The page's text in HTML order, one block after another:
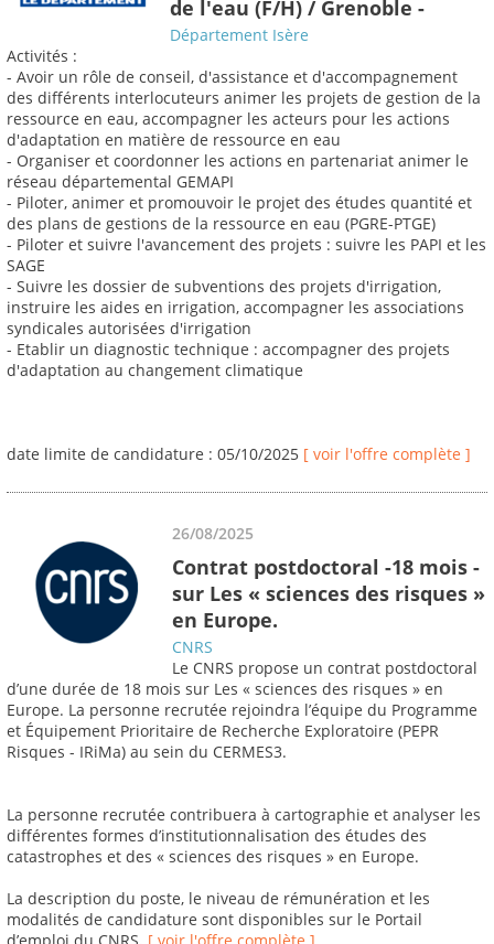
de l'eau (F/H) / Grenoble -
Département Isère
Activités :
- Avoir un rôle de conseil, d'assistance et d'accompagnement
des différents interlocuteurs animer les projets de gestion de la
ressource en eau, accompagner les acteurs pour les actions
d'adaptation en matière de ressource en eau
- Organiser et coordonner les actions en partenariat animer le
réseau départemental GEMAPI
- Piloter, animer et promouvoir le projet des études quantité et
des plans de gestions de la ressource en eau (PGRE-PTGE)
- Piloter et suivre l'avancement des projets : suivre les PAPI et les
SAGE
- Suivre les dossier de subventions des projets d'irrigation,
instruire les aides en irrigation, accompagner les associations
syndicales autorisées d'irrigation
- Etablir un diagnostic technique : accompagner des projets
d'adaptation au changement climatique
date limite de candidature : 05/10/2025 [ voir l'offre complète ]
26/08/2025
Contrat postdoctoral -18 mois -
sur Les « sciences des risques »
en Europe.
CNRS
Le CNRS propose un contrat postdoctoral
d’une durée de 18 mois sur Les « sciences des risques » en
Europe. La personne recrutée rejoindra l’équipe du Programme
et Équipement Prioritaire de Recherche Exploratoire (PEPR
Risques - IRiMa) au sein du CERMES3.
La personne recrutée contribuera à cartographie et analyser les
différentes formes d’institutionnalisation des études des
catastrophes et des « sciences des risques » en Europe.
La description du poste, le niveau de rémunération et les
modalités de candidature sont disponibles sur le Portail